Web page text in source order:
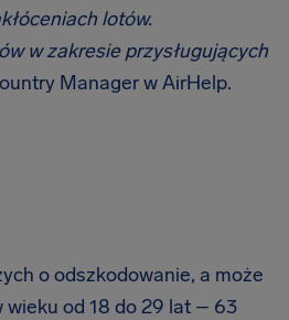
lotów.
w zakresie przysługujących
Manager w AirHelp.
o odszkodowanie, a może
wieku od 18 do 29 lat – 63